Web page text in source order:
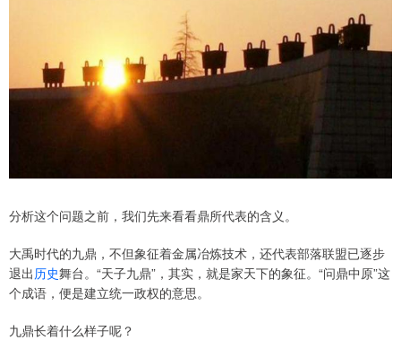
分析这个问题之前，我们先来看看鼎所代表的含义。
大禹时代的九鼎，不但象征着金属冶炼技术，还代表部落联盟已逐步
退出 历史舞台。“天子九鼎”，其实，就是家天下的象征。“问鼎中原”这
个成语，便是建立统一政权的意思。
九鼎长着什么样子呢？